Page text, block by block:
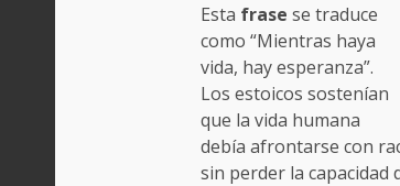
Esta frase se traduce
como “Mientras haya
vida, hay esperanza”.
Los estoicos sostenían
que la vida humana
debía afrontarse con
sin perder la capacidad